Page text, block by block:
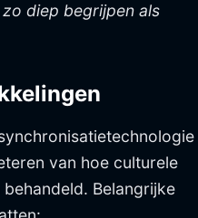
diep begrijpen als
van hoe culturele
Belangrijke